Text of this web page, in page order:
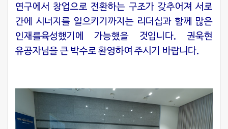
연구에서 창업으로 전환하는 구조가 갖추어져 서로
간에 시너지를 일으키기까지는 리더십과 함께 많은
인재를육성했기에 가능했을 것입니다. 권욱현
유공자님을 큰 박수로 환영하여 주시기 바랍니다.